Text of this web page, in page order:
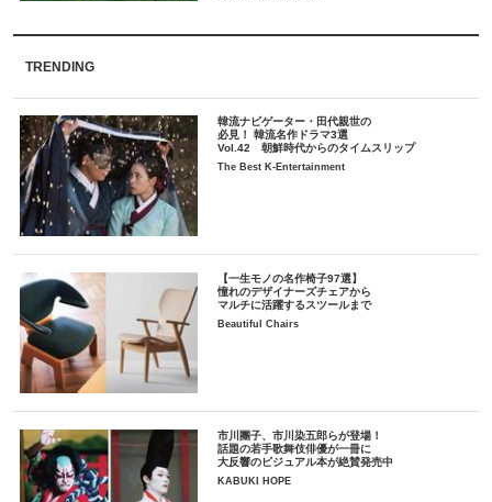
TRENDING
韓流ナビゲーター・田代親世の
必見！ 韓流名作ドラマ3選
Vol.42 朝鮮時代からのタイムスリップ
The Best K-Entertainment
【一生モノの名作椅子97選】
憧れのデザイナーズチェアから
マルチに活躍するスツールまで
Beautiful Chairs
市川團子、市川染五郎らが登場！
話題の若手歌舞伎俳優が一冊に
大反響のビジュアル本が絶賛発売中
KABUKI HOPE